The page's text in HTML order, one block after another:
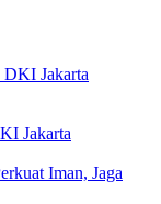
Jakarta